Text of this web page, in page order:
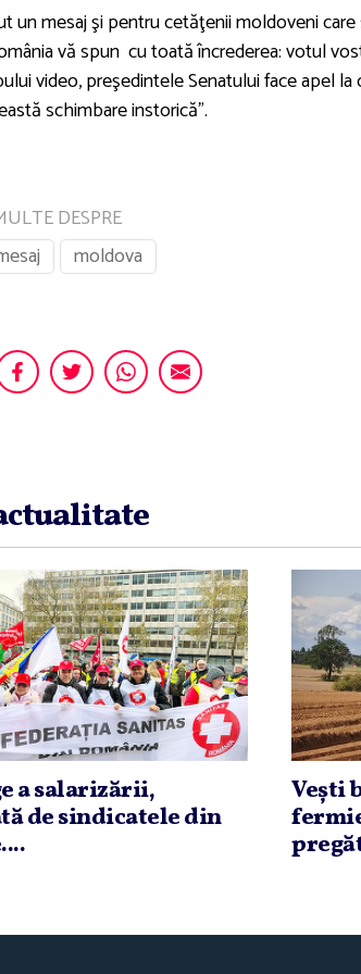
un mesaj şi pentru cetăţenii moldoveni
vă spun cu toată încrederea: votul
video, preşedintele Senatului face apel
schimbare instorică”.
DESPRE
moldova
a salarizării,
de sindicatele din
Veşti